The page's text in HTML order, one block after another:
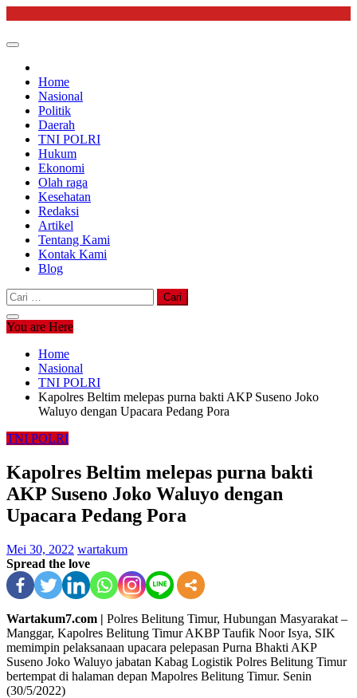
content
Home
Nasional
Politik
Daerah
TNI POLRI
Hukum
Ekonomi
Olah raga
Kesehatan
Redaksi
Artikel
Tentang Kami
Kontak Kami
Blog
Cari
untuk:
You are Here
Home
Nasional
TNI POLRI
Kapolres Beltim melepas purna bakti AKP Suseno Joko
Waluyo dengan Upacara Pedang Pora
TNI POLRI
Kapolres Beltim melepas purna bakti
AKP Suseno Joko Waluyo dengan
Upacara Pedang Pora
Mei 30, 2022 wartakum
Spread the love
Wartakum7.com | Polres Belitung Timur, Hubungan Masyarakat –
Manggar, Kapolres Belitung Timur AKBP Taufik Noor Isya, SIK
memimpin pelaksanaan upacara pelepasan Purna Bhakti AKP
Suseno Joko Waluyo jabatan Kabag Logistik Polres Belitung Timur
bertempat di halaman depan Mapolres Belitung Timur. Senin
(30/5/2022)